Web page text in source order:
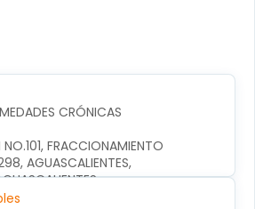
CRÓNICAS
FRACCIONAMIENTO
AGUASCALIENTES,